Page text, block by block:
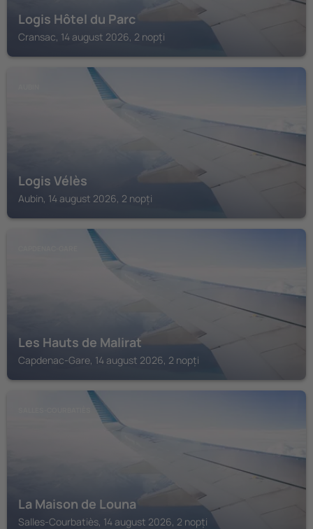
Logis Hôtel du Parc
Cransac, 14 august 2026, 2 nopți
Logis Vélès
Aubin, 14 august 2026, 2 nopți
Les Hauts de Malirat
Capdenac-Gare, 14 august 2026, 2 nopți
La Maison de Louna
Salles-Courbatiès, 14 august 2026, 2 nopți